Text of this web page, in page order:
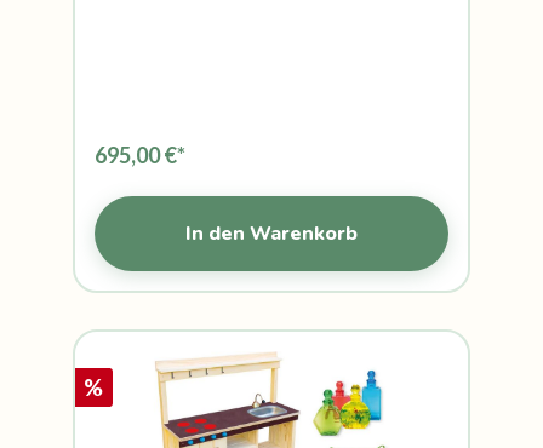
695,00 €*
In den Warenkorb
%